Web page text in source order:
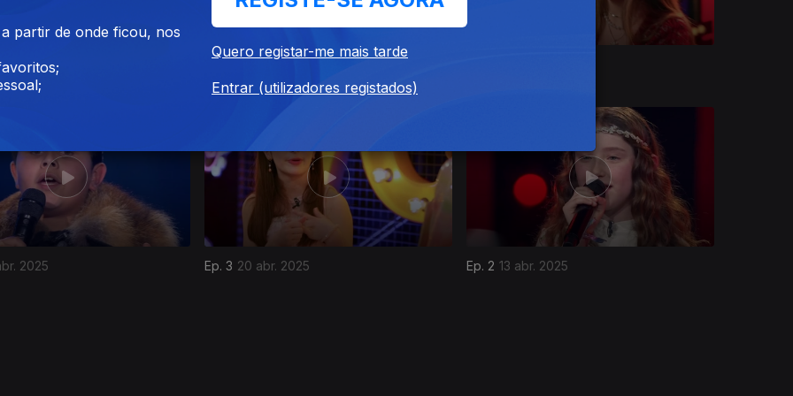
2025 01 jun. 2025
2025 Ep. 3 20 abr. 2025 Ep. 2 13 abr. 2025
partir de onde ficou, nos
Quero registar-me mais tarde
Entrar (utilizadores registados)